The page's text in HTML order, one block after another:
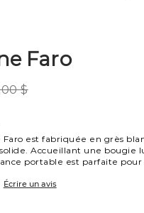
Faro
$
est fabriquée en grès
Accueillant une bougie
portable est parfaite pour
Écrire un avis